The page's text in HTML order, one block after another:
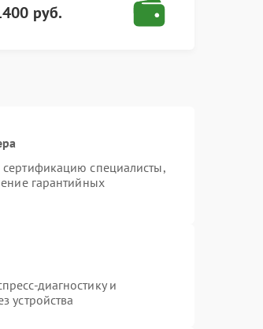
руб.
специалисты,
гарантийных
диагностику и
устройства